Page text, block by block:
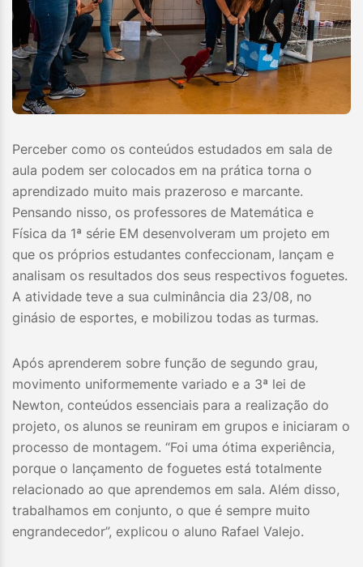
Perceber como os conteúdos estudados em sala de
aula podem ser colocados em na prática torna o
aprendizado muito mais prazeroso e marcante.
Pensando nisso, os professores de Matemática e
Física da 1ª série EM desenvolveram um projeto em
que os próprios estudantes confeccionam, lançam e
analisam os resultados dos seus respectivos foguetes.
A atividade teve a sua culminância dia 23/08, no
ginásio de esportes, e mobilizou todas as turmas.
Após aprenderem sobre função de segundo grau,
movimento uniformemente variado e a 3ª lei de
Newton, conteúdos essenciais para a realização do
projeto, os alunos se reuniram em grupos e iniciaram o
processo de montagem. “Foi uma ótima experiência,
porque o lançamento de foguetes está totalmente
relacionado ao que aprendemos em sala. Além disso,
trabalhamos em conjunto, o que é sempre muito
engrandecedor”, explicou o aluno Rafael Valejo.